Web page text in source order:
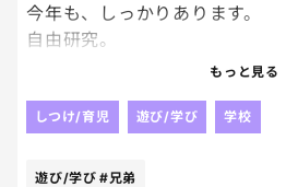
今年も、しっかりあります。
自由研究。
去年は、兄弟揃ってアリの巣が
もっと見る
しつけ/育児 遊び/学び 学校
遊び/学び #兄弟